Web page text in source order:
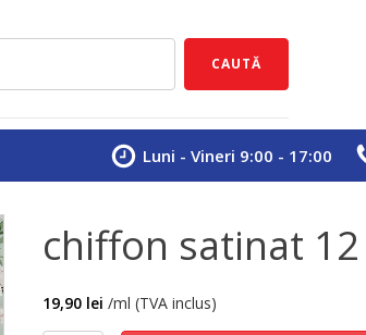
CAUTĂ
Luni - Vineri 9:00 - 17:00
chiffon satinat 12
19,90 lei /ml (TVA inclus)